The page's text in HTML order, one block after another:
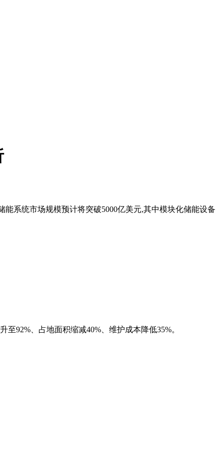
能系统市场规模预计将突破5000亿美元,其中模块化储能设备
92%、占地面积缩减40%、维护成本降低35%。